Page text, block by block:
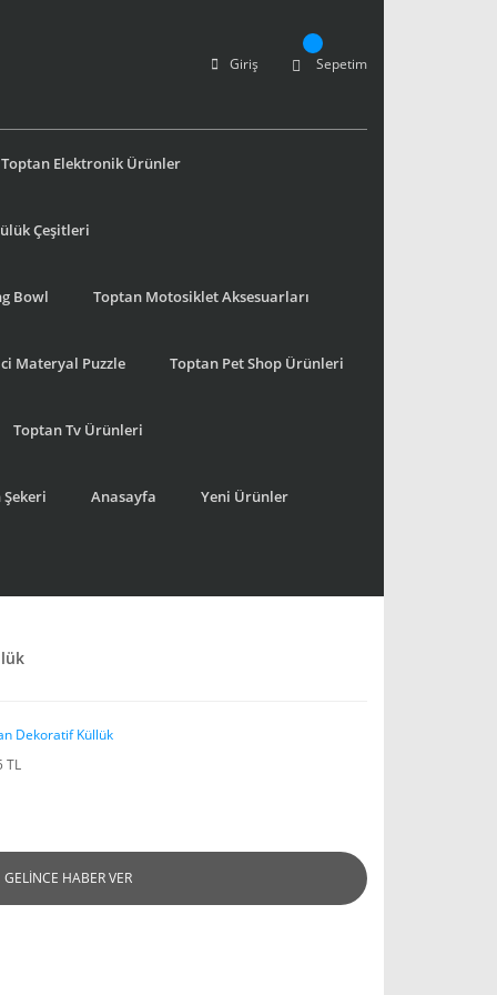
Giriş Sepetim
Toptan Elektronik Ürünler
Çeşitleri
Bowl Toptan Motosiklet Aksesuarları
Materyal Puzzle Toptan Pet Shop Ürünleri
Toptan Tv Ürünleri
Anasayfa Yeni Ürünler
Dekoratif Küllük
TL
GELİNCE HABER VER